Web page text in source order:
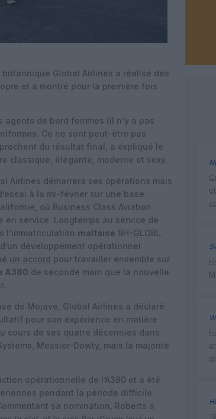
Global Airlines a réalisé des
et a montré pour la première fois
de bord femmes (il n’y a pas
Ce ne sont peut-être pas
du résultat final, a expliqué le
classique, élégante, moderne et sexy.
Airlines démarrera ses opérations mais
à la mi-février sur une base
où Business Class Aviation
en service. Longtemps au service de
l’immatriculation maltaise 9H-GLOBL.
développement opérationnel
un accord pour travailler ensemble sur
A380 de seconde main que la nouvelle
de Mojave, Global Airlines a déclaré
pour son expérience en matière
cours de ses quatre décennies dans
Messier-Dowty, mais la majorité
opérationnelle de l’A380 et a été
pendant la période difficile
sa nomination, Roberts a